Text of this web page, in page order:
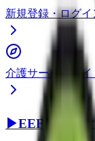
新規登録・ログイ
介護サービスガイ
▶EEFUL DB